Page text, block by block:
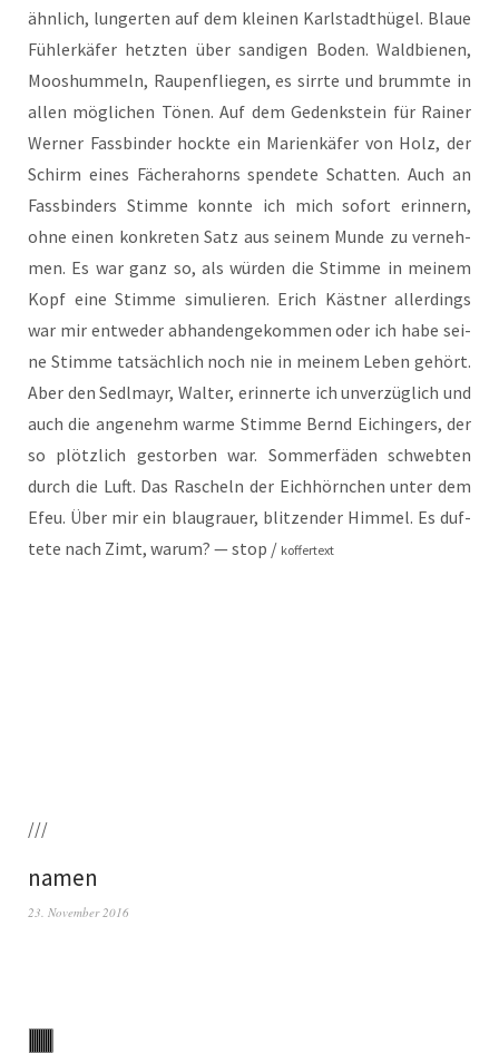
ähn­lich, lun­ger­ten auf dem klei­nen Karl­stadt­hü­gel. Blaue
Füh­ler­kä­fer hetz­ten über san­di­gen Boden. Wald­bie­nen,
Moo­shum­meln, Rau­pen­flie­gen, es sirr­te und brumm­te in
allen mög­li­chen Tönen. Auf dem Gedenk­stein für Rai­ner
Wer­ner Fass­bin­der hock­te ein Mari­en­kä­fer von Holz, der
Schirm eines Fächer­ahorns spen­de­te Schat­ten. Auch an
Fass­bin­ders Stim­me konn­te ich mich sofort erin­nern,
ohne einen kon­kre­ten Satz aus sei­nem Mun­de zu ver­neh­
men. Es war ganz so, als wür­den die Stim­me in mei­nem
Kopf eine Stim­me simu­lie­ren. Erich Käst­ner aller­dings
war mir ent­we­der abhan­den­ge­kom­men oder ich habe sei­
ne Stim­me tat­säch­lich noch nie in mei­nem Leben gehört.
Aber den Sedl­mayr, Wal­ter, erin­ner­te ich unver­züg­lich und
auch die ange­nehm war­me Stim­me Bernd Eichin­gers, der
so plötz­lich gestor­ben war. Som­mer­fä­den schweb­ten
durch die Luft. Das Rascheln der Eich­hörn­chen unter dem
Efeu. Über mir ein blau­grau­er, blit­zen­der Him­mel. Es duf­
te­te nach Zimt, war­um? — stop / koffertext
///
namen
23. November 2016